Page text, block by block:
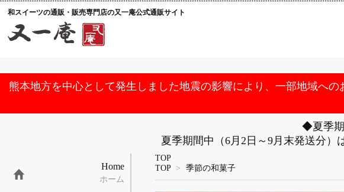
和スイーツの通販・販売専門店の又一庵公式通販サイト
熊本地方を中心として発生しました地震の影響により、一部地域へ
◆夏季
夏季期間中（6月2日～9月末発送分）
TOP
TOP
> 季節の和菓子
Home
ホーム